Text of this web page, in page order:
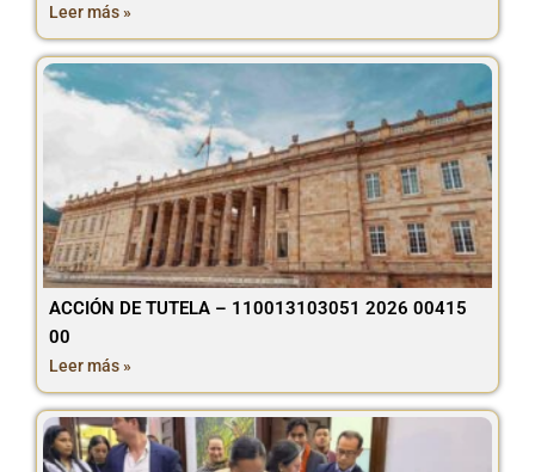
Leer más »
ACCIÓN DE TUTELA – 110013103051 2026 00415
00
Leer más »